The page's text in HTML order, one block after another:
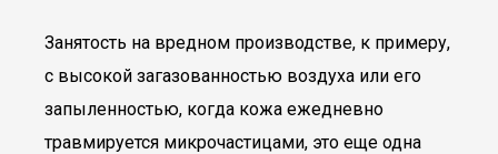
Занятость на вредном производстве, к примеру,
с высокой загазованностью воздуха или его
запыленностью, когда кожа ежедневно
травмируется микрочастицами, это еще одна